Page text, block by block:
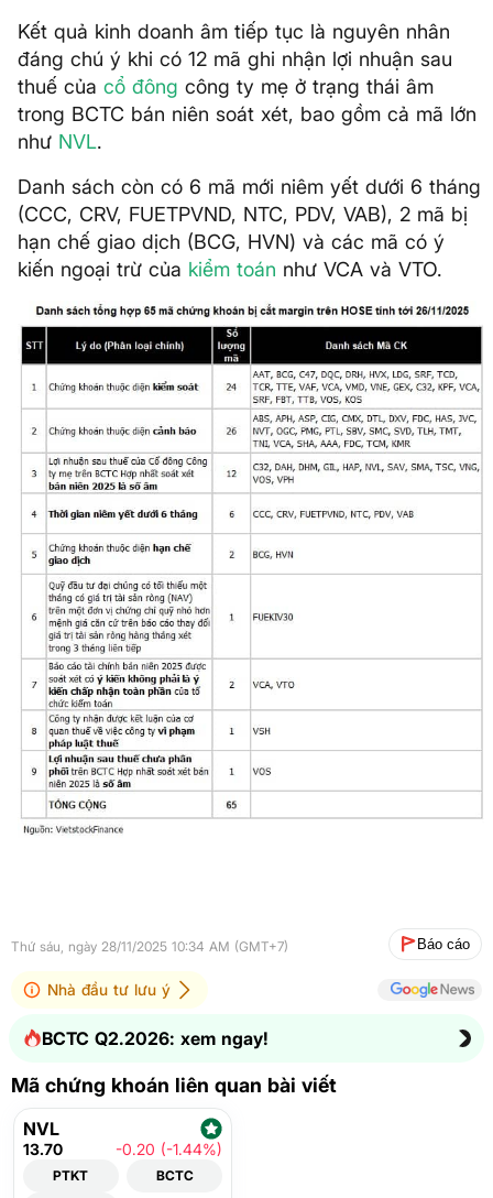
Kết quả kinh doanh âm tiếp tục là nguyên nhân
đáng chú ý khi có 12 mã ghi nhận lợi nhuận sau
thuế của cổ đông công ty mẹ ở trạng thái âm
trong BCTC bán niên soát xét, bao gồm cả mã lớn
như NVL.
Danh sách còn có 6 mã mới niêm yết dưới 6 tháng
(CCC, CRV, FUETPVND, NTC, PDV, VAB), 2 mã bị
hạn chế giao dịch (BCG, HVN) và các mã có ý
kiến ngoại trừ của kiểm toán như VCA và VTO.
Thứ sáu, ngày 28/11/2025 10:34 AM (GMT+7) Báo cáo
Nhà đầu tư lưu ý
BCTC Q2.2026: xem ngay!
Mã chứng khoán liên quan bài viết
NVL
13.70 -0.20 (-1.44%)
PTKT
BCTC